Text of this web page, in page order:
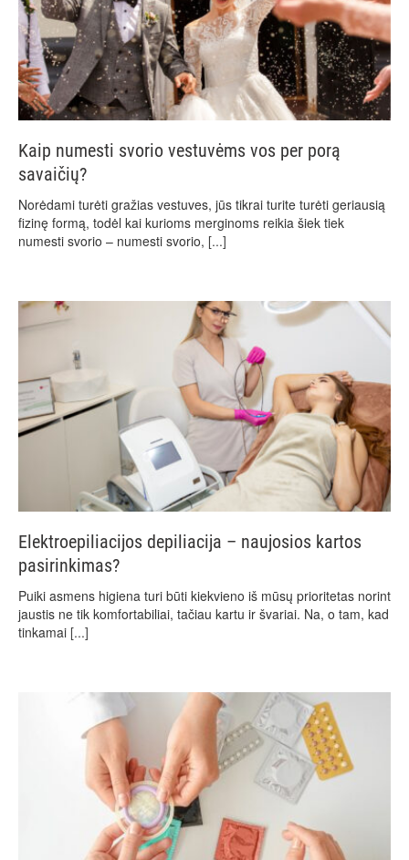
Kaip numesti svorio vestuvėms vos per porą
savaičių?
Norėdami turėti gražias vestuves, jūs tikrai turite turėti geriausią
fizinę formą, todėl kai kurioms merginoms reikia šiek tiek
numesti svorio – numesti svorio, [...]
Elektroepiliacijos depiliacija – naujosios kartos
pasirinkimas?
Puiki asmens higiena turi būti kiekvieno iš mūsų prioritetas norint
jaustis ne tik komfortabiliai, tačiau kartu ir švariai. Na, o tam, kad
tinkamai [...]